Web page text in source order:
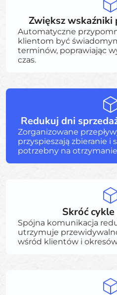
Zwiększ wskaźniki
Automatyczne
klientom być
terminów, poprawiając
czas.
Redukuj dni
Zorganizowane
przyspieszają zbieranie i
potrzebny na otrzymanie
Skróć cykle
Spójna komunikacja
utrzymuje
wśród klientów i